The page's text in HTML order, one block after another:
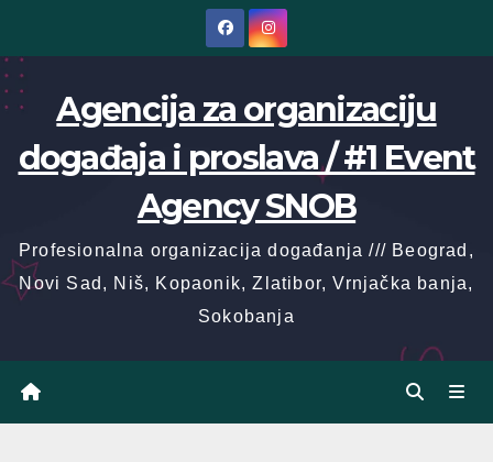
content
Agencija za organizaciju
događaja i proslava / #1 Event
Agency SNOB
Profesionalna organizacija događanja /// Beograd,
Novi Sad, Niš, Kopaonik, Zlatibor, Vrnjačka banja,
Sokobanja